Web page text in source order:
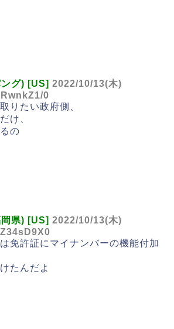
グ) [US] 2022/10/13(木)
0
りたい政府側、
け、
の
県) [US] 2022/10/13(木)
免許証にマイナンバーの機能付加
たんだよ